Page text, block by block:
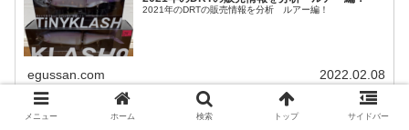
2021年のDRTの販売情報を分析 ルアー編！
egussan.com 2022.02.08
メニュー ホーム 検索 トップ サイドバー